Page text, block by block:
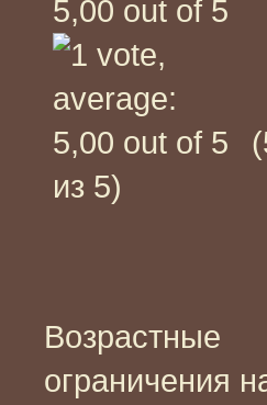
из 5)
Возрастные
ограничения